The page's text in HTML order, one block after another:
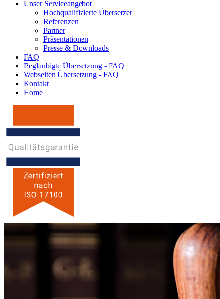
Unser Serviceangebot
Hochqualifizierte Übersetzer
Referenzen
Partner
Präsentationen
Presse & Downloads
FAQ
Beglaubigte Übersetzung - FAQ
Webseiten Übersetzung - FAQ
Kontakt
Home